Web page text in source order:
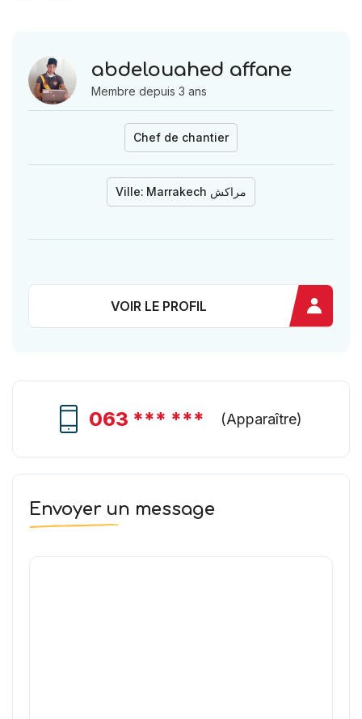
abdelouahed affane
Membre depuis 3 ans
Chef de chantier
Ville: Marrakech مراكش
VOIR LE PROFIL
063 *** *** (Apparaître)
Envoyer un message